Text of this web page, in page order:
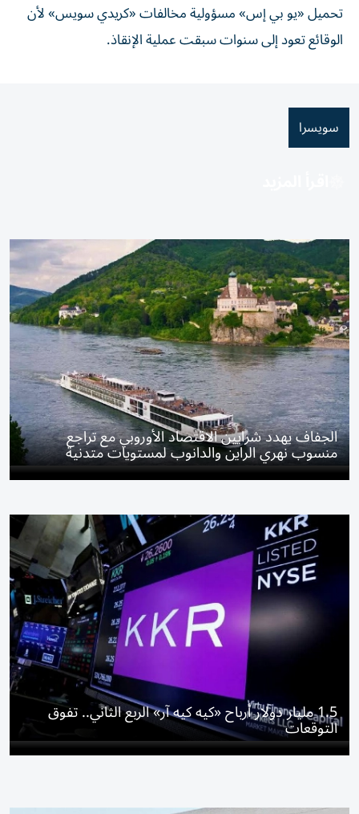
تحميل «يو بي إس» مسؤولية مخالفات «كريدي سويس» لأن
الوقائع تعود إلى سنوات سبقت عملية الإنقاذ.
سويسرا
الجفاف يهدد شرايين الاقتصاد الأوروبي مع تراجع
منسوب نهري الراين والدانوب لمستويات متدنية
1.5 مليار دولار أرباح «كيه كيه آر» الربع الثاني.. تفوق
التوقعات